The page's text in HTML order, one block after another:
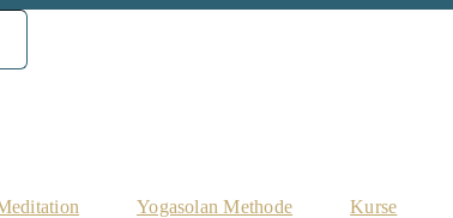
Yogasolan Methode Kurse